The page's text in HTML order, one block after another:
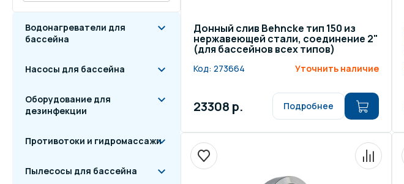
Водонагреватели для
бассейна
Насосы для бассейна
Оборудование для
дезинфекции
Противотоки и гидромассажи
Пылесосы для бассейна
Донный слив Behncke тип 150 из
нержавеющей стали, соединение 2"
(для бассейнов всех типов)
Код: 273664 Уточнить наличие
23308 р. Подробнее